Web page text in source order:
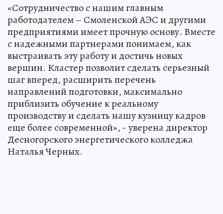
«Сотрудничество с нашим главным
работодателем – Смоленской АЭС и другими
предприятиями имеет прочную основу. Вместе
с надежными партнерами понимаем, как
выстраивать эту работу и достичь новых
вершин. Кластер позволит сделать серьезный
шаг вперед, расширить перечень
направлений подготовки, максимально
приблизить обучение к реальному
производству и сделать нашу кузницу кадров
еще более современной», - уверена директор
Десногорского энергетического колледжа
Наталья Черных.